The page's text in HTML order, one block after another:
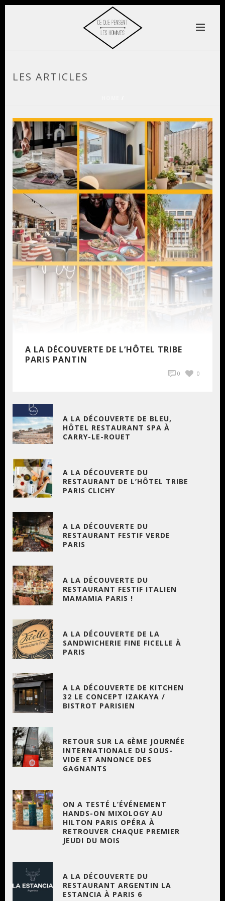
LES ARTICLES
A LA DÉCOUVERTE DE L’HÔTEL TRIBE
PARIS PANTIN
0 0
A LA DÉCOUVERTE DE BLEU,
HÔTEL RESTAURANT SPA À
CARRY-LE-ROUET
A LA DÉCOUVERTE DU
RESTAURANT DE L’HÔTEL TRIBE
PARIS CLICHY
A LA DÉCOUVERTE DU
RESTAURANT FESTIF VERDE
PARIS
A LA DÉCOUVERTE DU
RESTAURANT FESTIF ITALIEN
MAMAMIA PARIS !
A LA DÉCOUVERTE DE LA
SANDWICHERIE FINE FICELLE À
PARIS
A LA DÉCOUVERTE DE KITCHEN
32 LE CONCEPT IZAKAYA /
BISTROT PARISIEN
RETOUR SUR LA 6ÈME JOURNÉE
INTERNATIONALE DU SOUS-
VIDE ET ANNONCE DES
GAGNANTS
ON A TESTÉ L’ÉVÉNEMENT
HANDS-ON MIXOLOGY AU
HILTON PARIS OPÉRA À
RETROUVER CHAQUE PREMIER
JEUDI DU MOIS
A LA DÉCOUVERTE DU
RESTAURANT ARGENTIN LA
ESTANCIA À PARIS 6